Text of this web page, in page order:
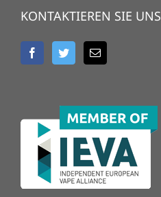
KONTAKTIEREN SIE UNS